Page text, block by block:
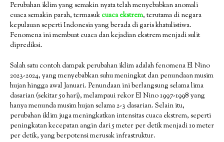
Perubahan iklim yang semakin nyata telah menyebabkan anomali
cuaca semakin parah, termasuk cuaca ekstrem, terutama di negara
kepulauan seperti Indonesia yang berada di garis khatulistiwa.
Fenomena ini membuat cuaca dan kejadian ekstrem menjadi sulit
diprediksi.
Salah satu contoh dampak perubahan iklim adalah fenomena El Nino
2023-2024, yang menyebabkan suhu meningkat dan penundaan musim
hujan hingga awal Januari. Penundaan ini berlangsung selama lima
dasarian (sekitar 50 hari), melampaui rekor El Nino 1997-1998 yang
hanya menunda musim hujan selama 2-3 dasarian. Selain itu,
perubahan iklim juga meningkatkan intensitas cuaca ekstrem, seperti
peningkatan kecepatan angin dari 5 meter per detik menjadi 10 meter
per detik, yang berpotensi merusak infrastruktur.